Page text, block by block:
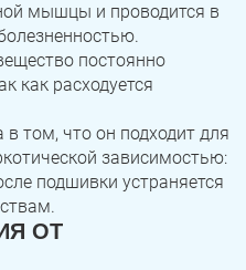
мышцы и проводится в
постоянно
как расходуется
том, что он подходит для
зависимостью:
подшивки устраняется
ОТ